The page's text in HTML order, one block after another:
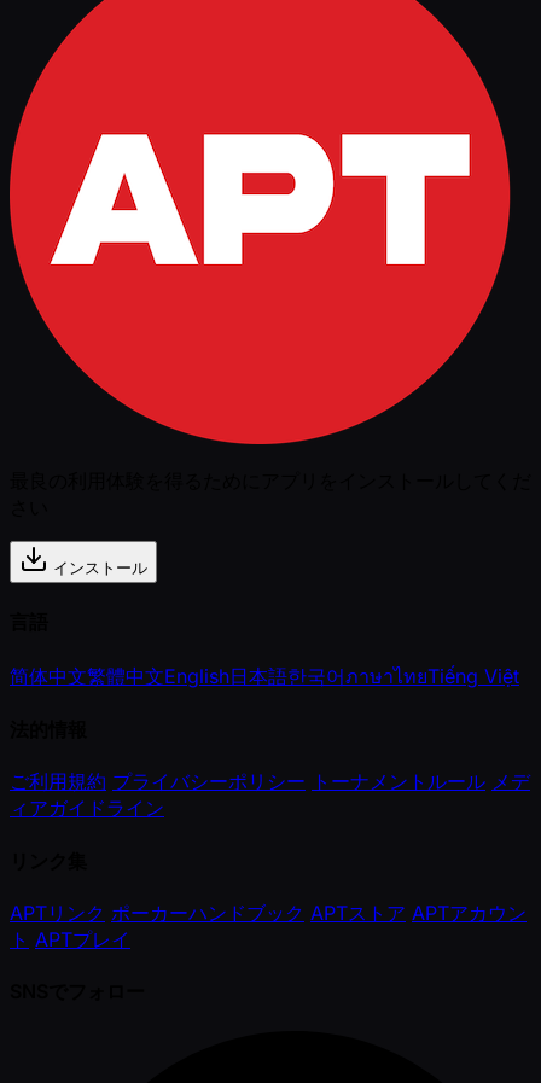
インストール
简体中文繁體中文English日本語한국어ภาษาไทยTiếng Việt
ご利用規約 プライバシーポリシー トーナメントルール メデ
ィアガイドライン
APTリンク ポーカーハンドブック APTストア APTアカウン
ト APTプレイ